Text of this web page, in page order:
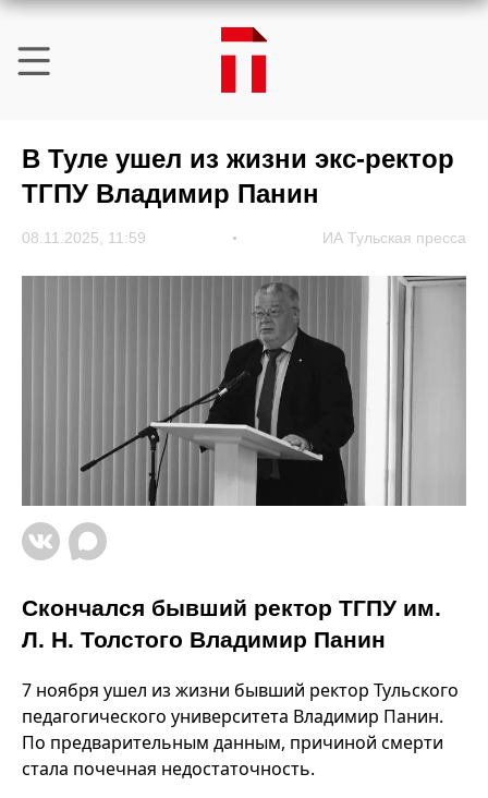
В Туле ушел из жизни экс-ректор
ТГПУ Владимир Панин
08.11.2025, 11:59 ИА Тульская пресса
Скончался бывший ректор ТГПУ им.
Л. Н. Толстого Владимир Панин
7 ноября ушел из жизни бывший ректор Тульского
педагогического университета Владимир Панин.
По предварительным данным, причиной смерти
стала почечная недостаточность.